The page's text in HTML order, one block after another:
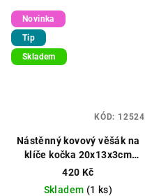
Novinka
Tip
Skladem
Nástěnný kovový věšák na
klíče kočka 20x13x3cm
černý
420 Kč
Skladem (1 ks)
KÓD: 12524